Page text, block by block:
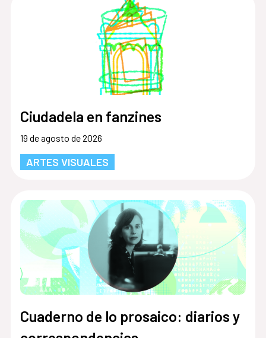
Ciudadela en fanzines
19 de agosto de 2026
ARTES VISUALES
Cuaderno de lo prosaico: diarios y